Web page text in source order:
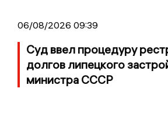
06/08/2026 09:39
Суд ввел процедуру
долгов липецкого
министра СССР